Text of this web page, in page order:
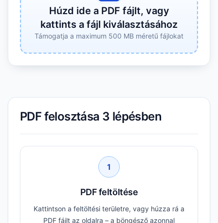
Húzd ide a PDF fájlt, vagy
kattints a fájl kiválasztásához
Támogatja a maximum 500 MB méretű fájlokat
PDF felosztása 3 lépésben
1
PDF feltöltése
Kattintson a feltöltési területre, vagy húzza rá a
PDF fájlt az oldalra – a böngésző azonnal